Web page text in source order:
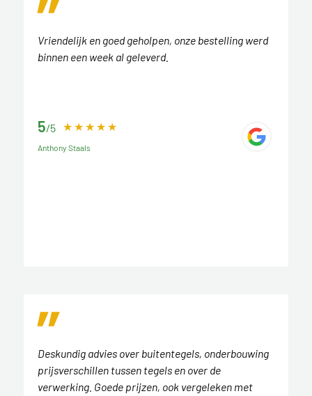
Vriendelijk en goed geholpen, onze bestelling werd
binnen een week al geleverd.
5/5
Anthony Staals
Deskundig advies over buitentegels, onderbouwing
prijsverschillen tussen tegels en over de
verwerking. Goede prijzen, ook vergeleken met